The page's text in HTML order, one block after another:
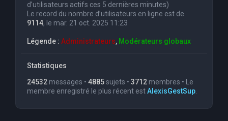
d’utilisateurs actifs ces 5 dernières minutes)
Le record du nombre d’utilisateurs en ligne est de
9114, le mar. 21 oct. 2025 11:23
Légende : Administrateurs, Modérateurs globaux
Statistiques
24532 messages • 4885sujets • 3712 membres • Le
membre enregistré le plus récent estAlexisGestSup.